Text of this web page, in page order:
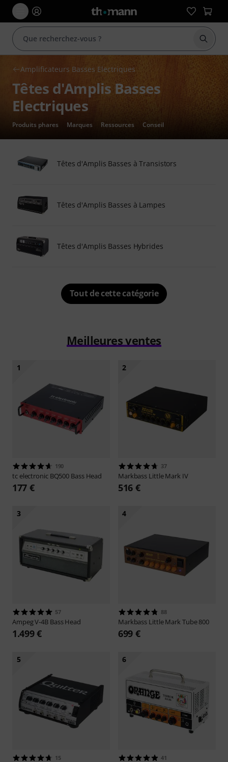
Amplificateurs Basses Electriques
Têtes d'Amplis Basses
Electriques
Produits phares Marques Ressources Conseil
Têtes d'Amplis Basses à Transistors
Têtes d'Amplis Basses à Lampes
Têtes d'Amplis Basses Hybrides
Tout de cette catégorie
Meilleures ventes
1
190
tc electronic BQ500 Bass Head
177 €
2
37
Markbass Little Mark IV
516 €
3
57
AmpegV-4B Bass Head
1.499 €
4
88
Markbass Little Mark Tube 800
699 €
5
15
6
41